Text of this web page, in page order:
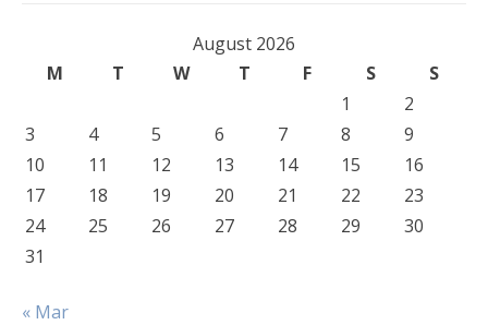
August 2026
M
T W T F S
S
1
2
3
4 5 6 7 8
9
10
11 12 13 14 15
16
17
18 19 20 21 22
23
24
25 26 27 28 29
30
31
« Mar